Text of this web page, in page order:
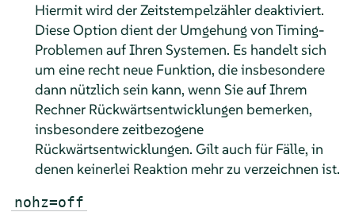
Hiermit wird der Zeitstempelzähler deaktiviert.
Diese Option dient der Umgehung von Timing-
Problemen auf Ihren Systemen. Es handelt sich
um eine recht neue Funktion, die insbesondere
dann nützlich sein kann, wenn Sie auf Ihrem
Rechner Rückwärtsentwicklungen bemerken,
insbesondere zeitbezogene
Rückwärtsentwicklungen. Gilt auch für Fälle, in
denen keinerlei Reaktion mehr zu verzeichnen ist.
nohz=off